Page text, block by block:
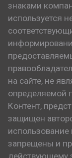
знаками
используется
на сайте, не
определяемой
Контент,
защищен
запрещены и